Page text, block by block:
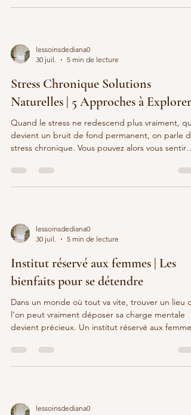
lourd. En résumé, il s’agit d’un rehaussement
ci-dessous le principe de la lamination, le déroulé
d’une séance, les résultats avant/après
lessoinsdediana0
30 juil.
5 min de lecture
Stress Chronique Solutions
Naturelles | 5 Approches à Explorer
Quand le stress ne redescend plus vraiment,
devient un bruit de fond permanent, on parle de
stress chronique. Vous pouvez alors vous sentir
un sommeil perturbé. Sans se substituer à un
médical lorsqu’il est nécessaire, il existe des
vous propose ici une approche globale, douce et
réaliste : cinq grandes familles d
lessoinsdediana0
30 juil.
5 min de lecture
Institut réservé aux femmes | Les
bienfaits pour se détendre
Dans un monde où tout va vite, trouver un lieu où
l’on peut vraiment déposer sa charge mentale
devient précieux. Un institut réservé aux femmes
sécurisant et profondément bienveillant. Vous
n’êtes plus simplement une cliente : vous êtes
chaque soin devient une parenthèse qui aide
lessoinsdediana0